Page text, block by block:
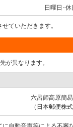
日曜日･休
ていただきます。
が異なります。
六呂師高原簡
（日本郵便株
自動音声等による不審